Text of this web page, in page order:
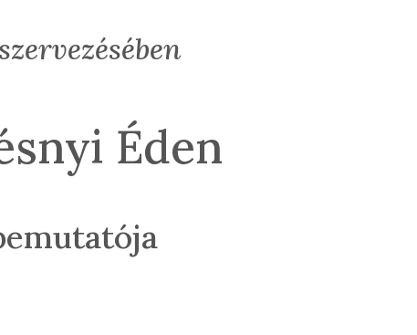
Éden